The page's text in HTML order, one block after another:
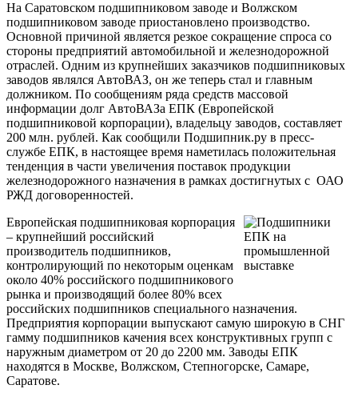
На Саратовском подшипниковом заводе и Волжском
подшипниковом заводе приостановлено производство.
Основной причиной является резкое сокращение спроса со
стороны предприятий автомобильной и железнодорожной
отраслей. Одним из крупнейших заказчиков подшипниковых
заводов являлся АвтоВАЗ, он же теперь стал и главным
должником. По сообщениям ряда средств массовой
информации долг АвтоВАЗа ЕПК (Европейской
подшипниковой корпорации), владельцу заводов, составляет
200 млн. рублей. Как сообщили Подшипник.ру в пресс-
службе ЕПК, в настоящее время наметилась положительная
тенденция в части увеличения поставок продукции
железнодорожного назначения в рамках достигнутых с ОАО
РЖД договоренностей.
Европейская подшипниковая корпорация
– крупнейший российский
производитель подшипников,
контролирующий по некоторым оценкам
около 40% российского подшипникового
рынка и производящий более 80% всех
российских подшипников специального назначения.
Предприятия корпорации выпускают самую широкую в СНГ
гамму подшипников качения всех конструктивных групп с
наружным диаметром от 20 до 2200 мм. Заводы ЕПК
находятся в Москве, Волжском, Степногорске, Самаре,
Саратове.